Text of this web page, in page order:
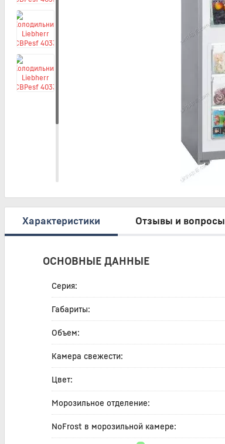
Характеристики Отзывы и вопросы
ОСНОВНЫЕ ДАННЫЕ
Серия:
Габариты:
Объем:
Камера свежести:
Цвет:
Морозильное отделение:
NoFrost в морозильной камере: